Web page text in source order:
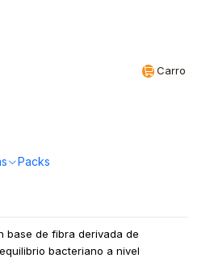
Carro
Packs
base de fibra derivada de
bacteriano a nivel